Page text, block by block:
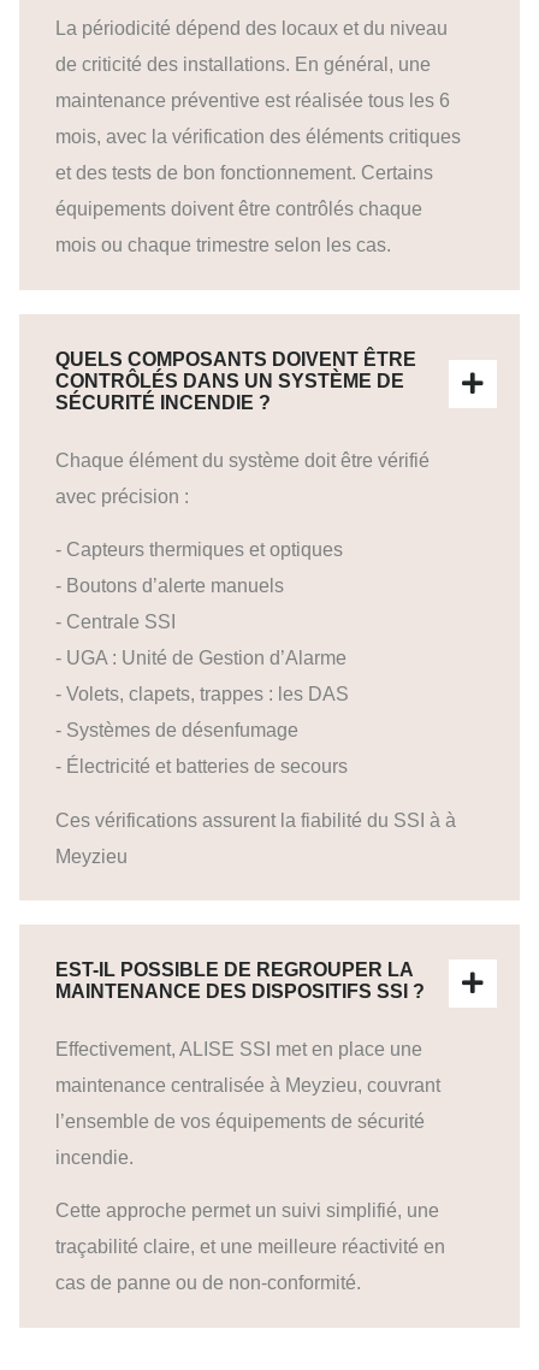
La périodicité dépend des locaux et du niveau
de criticité des installations. En général, une
maintenance préventive est réalisée tous les 6
mois, avec la vérification des éléments critiques
et des tests de bon fonctionnement. Certains
équipements doivent être contrôlés chaque
mois ou chaque trimestre selon les cas.
QUELS COMPOSANTS DOIVENT ÊTRE
CONTRÔLÉS DANS UN SYSTÈME DE
SÉCURITÉ INCENDIE ?
Chaque élément du système doit être vérifié
avec précision :
- Capteurs thermiques et optiques
- Boutons d’alerte manuels
- Centrale SSI
- UGA : Unité de Gestion d’Alarme
- Volets, clapets, trappes : les DAS
- Systèmes de désenfumage
- Électricité et batteries de secours
Ces vérifications assurent la fiabilité du SSI à à
Meyzieu
EST-IL POSSIBLE DE REGROUPER LA
MAINTENANCE DES DISPOSITIFS SSI ?
Effectivement, ALISE SSI met en place une
maintenance centralisée à Meyzieu, couvrant
l’ensemble de vos équipements de sécurité
incendie.
Cette approche permet un suivi simplifié, une
traçabilité claire, et une meilleure réactivité en
cas de panne ou de non-conformité.